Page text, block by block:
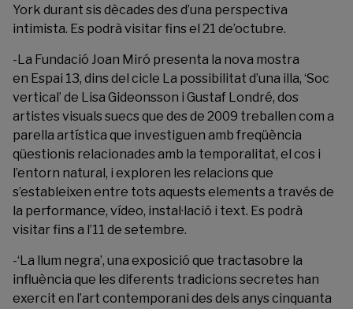
York durant sis dècades des d’una perspectiva
intimista. Es podrà visitar fins el 21 de’octubre.
-La Fundació Joan Miró presenta la nova mostra
en Espai 13, dins del cicle La possibilitat d’una illa, ‘Soc
vertical’ de Lisa Gideonsson i Gustaf Londré, dos
artistes visuals suecs que des de 2009 treballen com a
parella artística que investiguen amb freqüència
qüestionis relacionades amb la temporalitat, el cos i
l’entorn natural, i exploren les relacions que
s’estableixen entre tots aquests elements a través de
la performance, vídeo, instal·lació i text. Es podrà
visitar fins a l’11 de setembre.
-‘La llum negra’, una exposició que tractasobre la
influència que les diferents tradicions secretes han
exercit en l’art contemporani des dels anys cinquanta